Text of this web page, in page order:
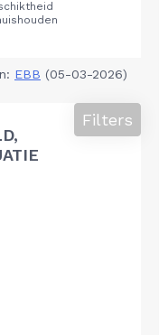
EBB (05-03-2026)
Filters